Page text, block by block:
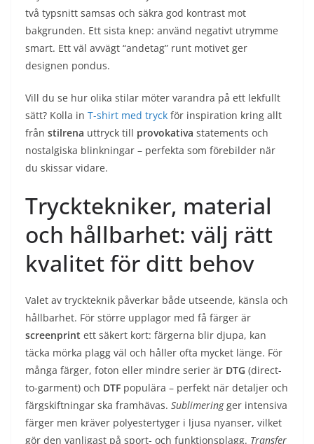
två typsnitt samsas och säkra god kontrast mot
bakgrunden. Ett sista knep: använd negativt utrymme
smart. Ett väl avvägt “andetag” runt motivet ger
designen pondus.
Vill du se hur olika stilar möter varandra på ett lekfullt
sätt? Kolla in T-shirt med tryck för inspiration kring allt
från stilrena uttryck till provokativa statements och
nostalgiska blinkningar – perfekta som förebilder när
du skissar vidare.
Trycktekniker, material
och hållbarhet: välj rätt
kvalitet för ditt behov
Valet av tryckteknik påverkar både utseende, känsla och
hållbarhet. För större upplagor med få färger är
screenprint ett säkert kort: färgerna blir djupa, kan
täcka mörka plagg väl och håller ofta mycket länge. För
många färger, foton eller mindre serier är DTG (direct-
to-garment) och DTF populära – perfekt när detaljer och
färgskiftningar ska framhävas. Sublimeringger intensiva
färger men kräver polyestertyger i ljusa nyanser, vilket
gör den vanligast på sport- och funktionsplagg. Transfer